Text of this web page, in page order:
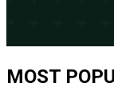
MOST